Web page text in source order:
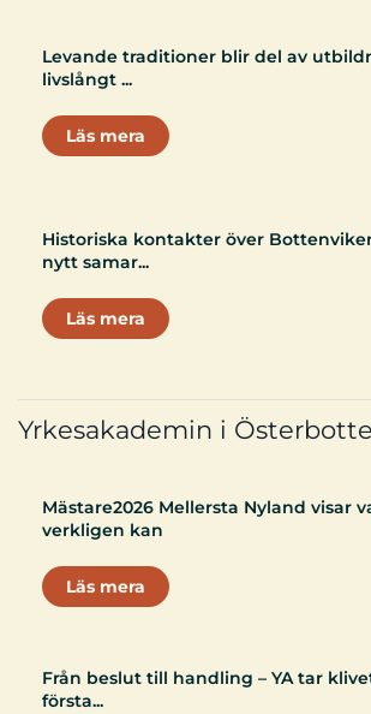
Levande traditioner blir del av
livslångt ...
Läs mera
Historiska kontakter över
nytt samar...
Läs mera
Yrkesakademin i
Mästare2026 Mellersta Nyland visar
verkligen kan
Läs mera
Från beslut till handling – YA tar
första...